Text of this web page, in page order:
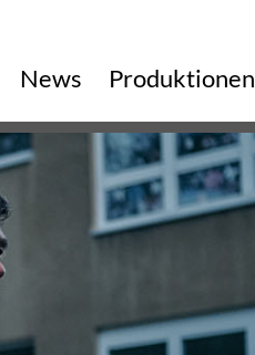
News Produktionen